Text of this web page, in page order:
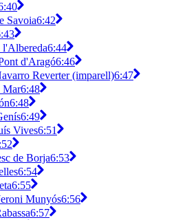
Savoia6:42
l'Albereda6:44
d'Aragó6:46
Reverter (imparell)6:47
Mar6:48
6:48
6:49
Vives6:51
de Borja6:53
6:54
6:55
Munyós6:56
6:57